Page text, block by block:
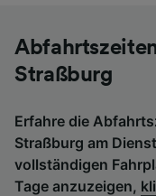
Straßburg
Erfahre die
Straßburg am
vollständigen
Tage anzuzeigen,